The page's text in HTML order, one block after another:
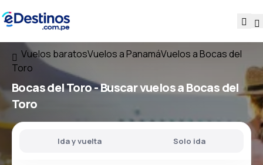
Vuelos baratosVuelos a PanamáVuelos a Bocas del
Toro
Bocas del Toro - Buscar vuelos a Bocas del
Toro
Ida y vuelta Solo ida